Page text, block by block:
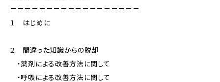
＝＝＝＝＝＝＝＝＝＝＝＝＝＝＝＝＝＝
１ はじめに
２ 間違った知識からの脱却
・薬剤による改善方法に関して
・呼吸による改善方法に関して